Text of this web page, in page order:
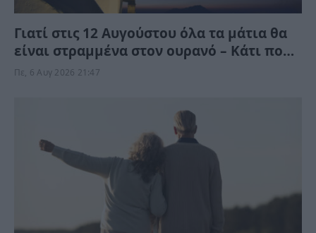
Γιατί στις 12 Αυγούστου όλα τα μάτια θα
είναι στραμμένα στον ουρανό – Κάτι πολύ
σπάνιο θα συμβεί
Πε, 6 Αυγ 2026 21:47